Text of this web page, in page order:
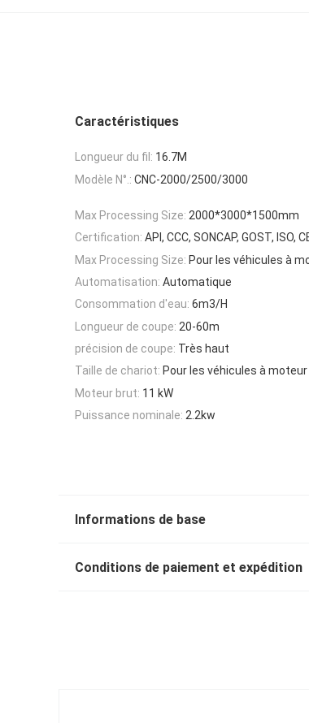
Caractéristiques
Longueur du fil: 16.7M
Modèle N°.: CNC-2000/2500/3000
Max Processing Size: 2000*3000*1500mm
Certification: API, CCC, SONCAP, GOST, ISO,
Max Processing Size: Pour les véhicules à
Automatisation: Automatique
Consommation d'eau: 6m3/H
Longueur de coupe: 20-60m
précision de coupe: Très haut
Taille de chariot: Pour les véhicules à
Moteur brut: 11 kW
Puissance nominale: 2.2kw
Informations de base
Conditions de paiement et expédition